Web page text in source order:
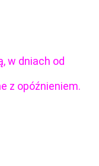
w dniach od
z opóźnieniem.